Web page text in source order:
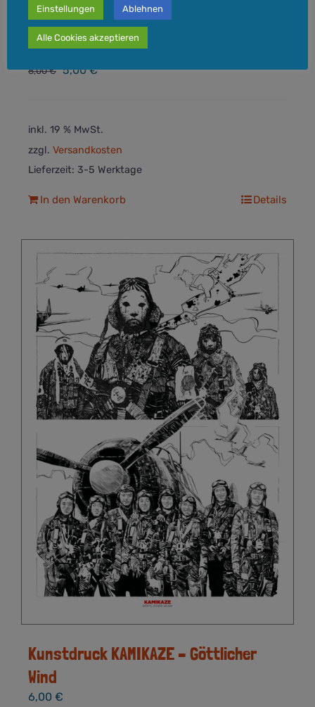
Kunstdruck HORUS
8,00€ Ursprünglicher
5,00€Aktueller
inkl. 19 % MwSt.
zzgl. Versandkosten
Lieferzeit: 3-5 Werktage
In den Warenkorb Details
Kunstdruck KAMIKAZE – Göttlicher
Wind
6,00 €
Einstellungen Ablehnen
Alle Cookies akzeptieren